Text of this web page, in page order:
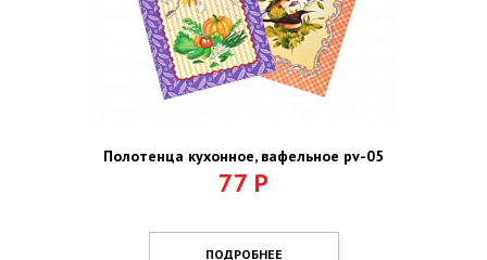
Полотенца кухонное, вафельное pv-05
77 Р
ПОДРОБНЕЕ